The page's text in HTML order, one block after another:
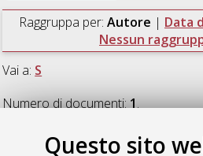
Questo sito
Raggruppa per: Autore | Data
Nessun
Vai a: S
Numero di documenti:1.